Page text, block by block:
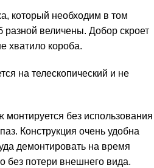
который необходим в том
разной величены. Добор скроет
хватило короба.
на телескопический и не
монтируется без использования
Конструкция очень удобна
демонтировать на время
без потери внешнего вида.